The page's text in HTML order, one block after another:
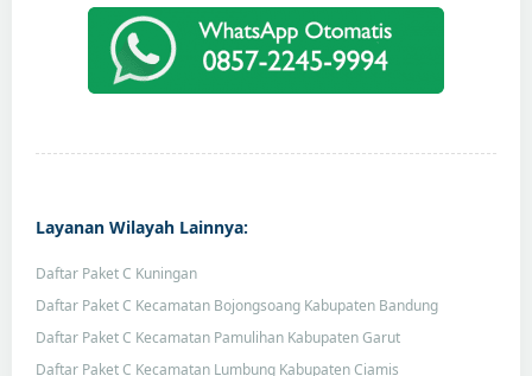
Layanan Wilayah Lainnya:
Daftar Paket C Kuningan
Daftar Paket C Kecamatan Bojongsoang Kabupaten Bandung
Daftar Paket C Kecamatan Pamulihan Kabupaten Garut
Daftar Paket C Kecamatan Lumbung Kabupaten Ciamis